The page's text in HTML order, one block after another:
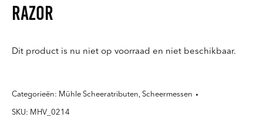
razor
Dit product is nu niet op voorraad en niet beschikbaar.
Categorieën: Mühle Scheeratributen, Scheermessen
SKU: MHV_0214